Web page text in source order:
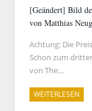
[Geändert] Bild
von Matthias
Achtung: Die
Schon zum
von The…
WEITERLESEN